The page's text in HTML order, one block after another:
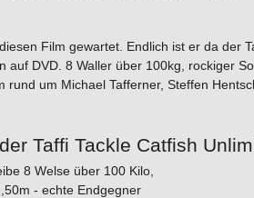
Film gewartet. Endlich ist er da der
auf DVD. 8 Waller über 100kg, rockiger
rund um Michael Tafferner, Steffen
Taffi Tackle Catfish
8 Welse über 100 Kilo,
- echte Endgegner